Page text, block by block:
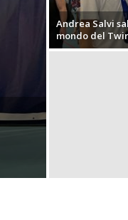
Andrea Salvi
mondo del